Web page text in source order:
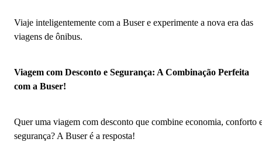
Viaje inteligentemente com a Buser e experimente a nova era das
viagens de ônibus.
Viagem com Desconto e Segurança: A Combinação Perfeita
com a Buser!
Quer uma viagem com desconto que combine economia, conforto
segurança? A Buser é a resposta!